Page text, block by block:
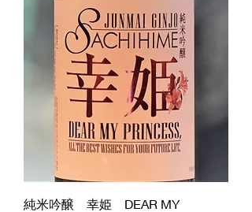
純米吟醸 幸姫 DEAR MY